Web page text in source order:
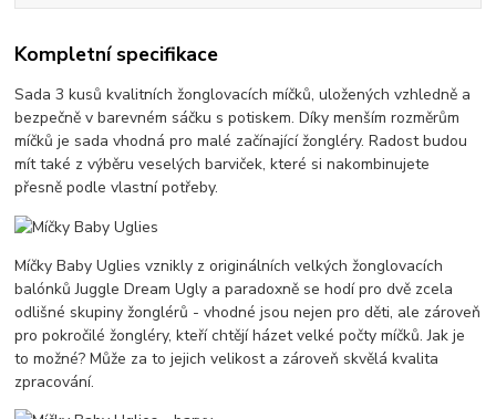
Kompletní specifikace
Sada 3 kusů kvalitních žonglovacích míčků, uložených vzhledně a
bezpečně v barevném sáčku s potiskem. Díky menším rozměrům
míčků je sada vhodná pro malé začínající žongléry. Radost budou
mít také z výběru veselých barviček, které si nakombinujete
přesně podle vlastní potřeby.
Míčky Baby Uglies vznikly z originálních velkých žonglovacích
balónků Juggle Dream Ugly a paradoxně se hodí pro dvě zcela
odlišné skupiny žonglérů - vhodné jsou nejen pro děti, ale zároveň
pro pokročilé žongléry, kteří chtějí házet velké počty míčků. Jak je
to možné? Může za to jejich velikost a zároveň skvělá kvalita
zpracování.